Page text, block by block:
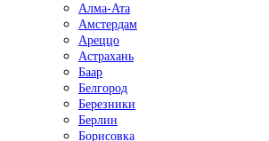
Алма-Ата
Амстердам
Ареццо
Астрахань
Баар
Белгород
Березники
Берлин
Борисовка